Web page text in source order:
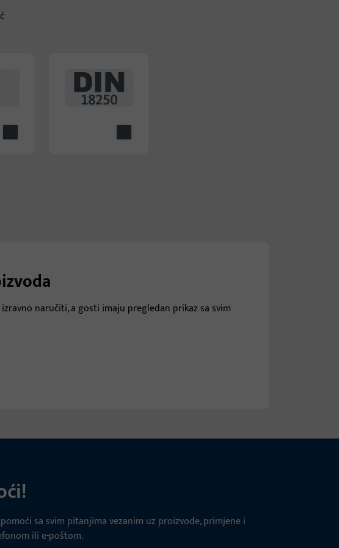
naručiti, a gosti imaju pregledan prikaz sa svim
sa svim pitanjima vezanim uz proizvode, primjene i
ili e-poštom.